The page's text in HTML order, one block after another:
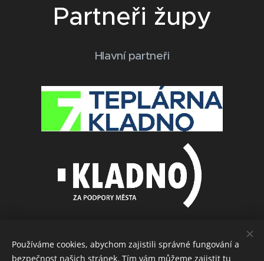
Partneři župy
Hlavní partneři
Používáme cookies, abychom zajistili správné fungování a
bezpečnost našich stránek. Tím vám můžeme zajistit tu